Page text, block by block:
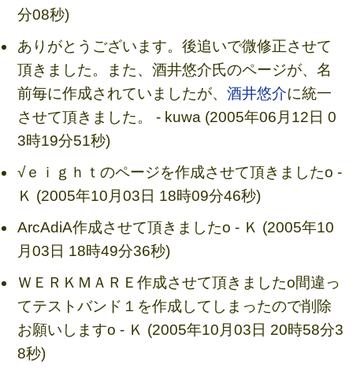
分08秒)
ありがとうございます。後追いで微修正させて
頂きました。また、酒井悠介氏のページが、名
前毎に作成されていましたが、 酒井悠介に統一
させて頂きました。 - kuwa (2005年06月12日 0
3時19分51秒)
√ｅｉｇｈｔのページを作成させて頂きましたo -
Ｋ (2005年10月03日 18時09分46秒)
ArcAdiA作成させて頂きましたo - Ｋ (2005年10
月03日 18時49分36秒)
ＷＥＲＫＭＡＲＥ作成させて頂きましたo間違っ
てテストバンド１を作成してしまったので削除
お願いしますo - Ｋ (2005年10月03日 20時58分3
8秒)